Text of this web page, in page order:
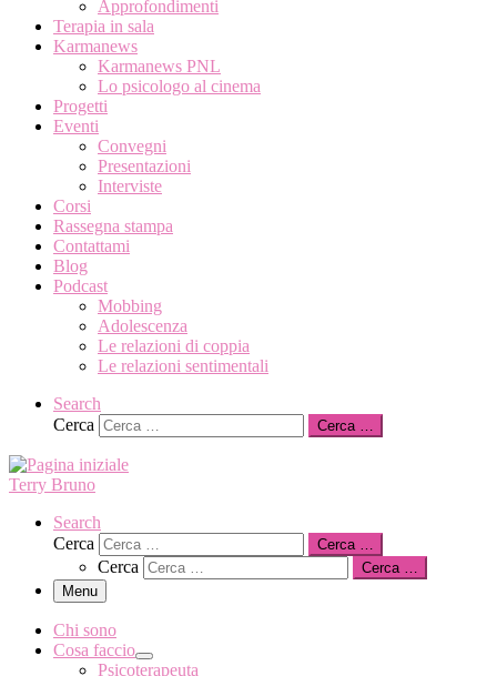
Approfondimenti
Terapia in sala
Karmanews
Karmanews PNL
Lo psicologo al cinema
Progetti
Eventi
Convegni
Presentazioni
Interviste
Corsi
Rassegna stampa
Contattami
Blog
Podcast
Mobbing
Adolescenza
Le relazioni di coppia
Le relazioni sentimentali
Search
Cerca
Cerca …
Terry Bruno
Search
Cerca
Cerca …
Cerca
Cerca …
Menu
Chi sono
Cosa faccio
Psicoterapeuta